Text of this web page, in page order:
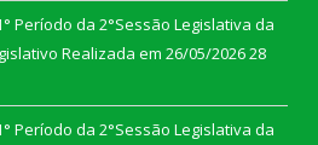
Período da 2°Sessão Legislativa da
Realizada em 26/05/202628
Período da 2°Sessão Legislativa da